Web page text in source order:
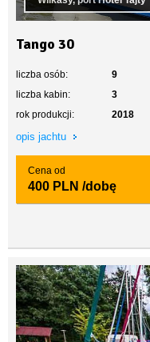
Tango 30
liczba osób:
9
liczba kabin:
3
rok produkcji:
2018
opis jachtu
Cena od
400 PLN /dobę